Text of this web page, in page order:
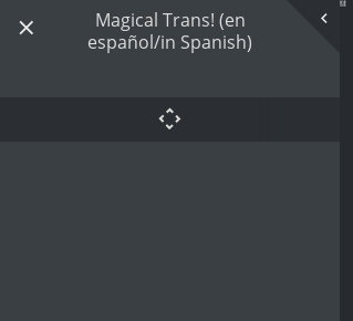
Magical Trans! (en
español/in Spanish)